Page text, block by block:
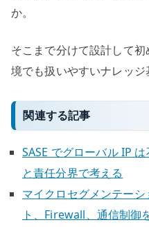
か。
そこまで分けて設計して
境でも扱いやすいナレッジ
関連する記事
SASE でグローバル IP
と責任分界で考える
マイクロセグメンテー
ト、Firewall、通信制御